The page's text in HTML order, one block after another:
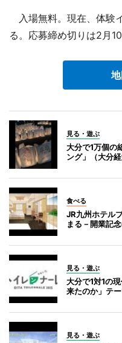
入場無料。現在、体験
る。応募締め切りは2月10
見る・遊ぶ
大分で1万個の
ング」（大分経
食べる
JR九州ホテル
まる－開業記
見る・遊ぶ
大分で1対1の
来たのか」テ
見る・遊ぶ